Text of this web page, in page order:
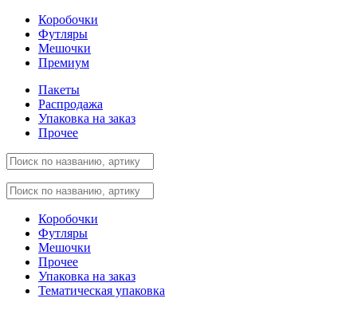
Коробочки
Футляры
Мешочки
Премиум
Пакеты
Распродажа
Упаковка на заказ
Прочее
Коробочки
Футляры
Мешочки
Прочее
Упаковка на заказ
Тематическая упаковка